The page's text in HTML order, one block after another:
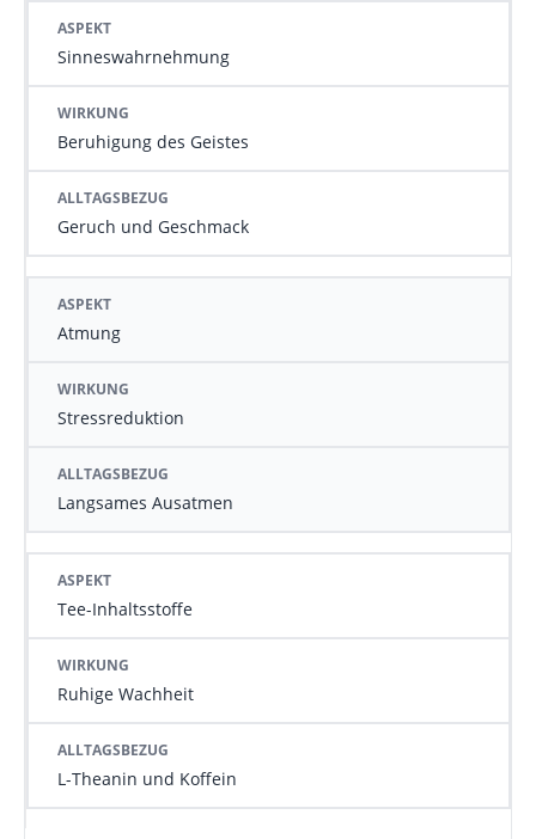
Sinneswahrnehmung
Beruhigung des Geistes
Geruch und Geschmack
Atmung
Stressreduktion
Langsames Ausatmen
Tee-Inhaltsstoffe
Ruhige Wachheit
L-Theanin und Koffein